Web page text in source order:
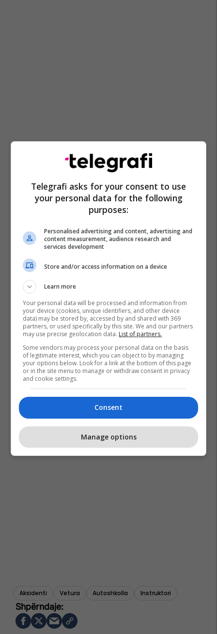
Aksidenti Vetura Autoshkolla Instruktori
Telegrafi asks for your consent to use
your personal data for the following
purposes:
Personalised advertising and content, advertising and
content measurement, audience research and
services development
Store and/or access information on a device
Learn more
Your personal data will be processed and information from
your device (cookies, unique identifiers, and other device
data) may be stored by, accessed by and shared with 369
partners, or used specifically by this site. We and our partners
may use precise geolocation data. List of partners.
Some vendors may process your personal data on the basis
of legitimate interest, which you can object to by managing
your options below. Look for a link at the bottom of this page
or in the site menu to manage or withdraw consent in privacy
and cookie settings.
Consent
Manage options